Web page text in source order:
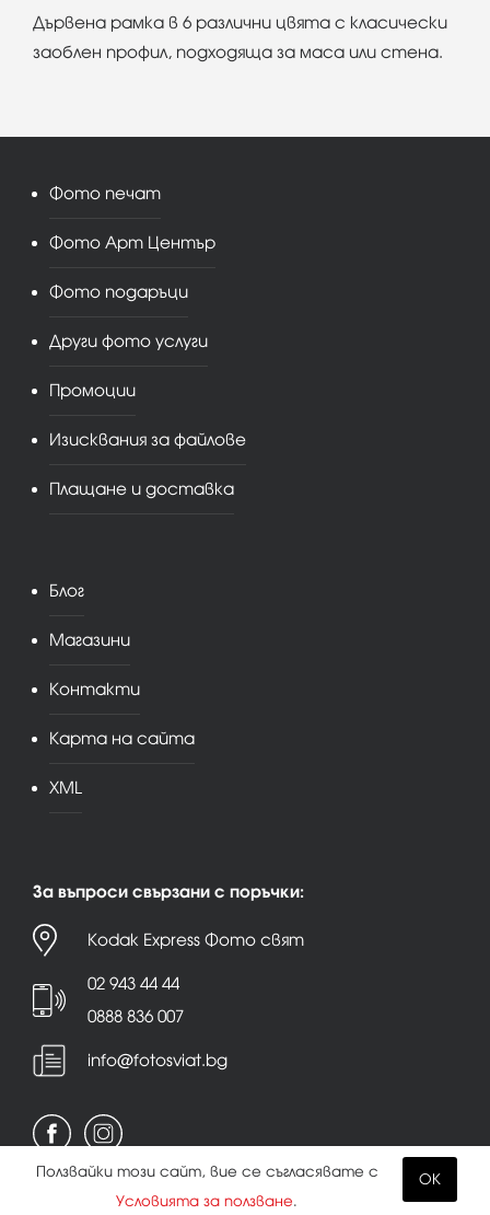
Дървена рамка в 6 различни цвята с класически
заоблен профил, подходяща за маса или стена.
Фото печат
Фото Арт Център
Фото подаръци
Други фото услуги
Промоции
Изисквания за файлове
Плащане и доставка
Блог
Магазини
Контакти
Карта на сайта
XML
За въпроси свързани с поръчки:
Kodak Express Фото свят
02 943 44 44
0888 836 007
info@fotosviat.bg
OK
Ползвайки този сайт, вие се съгласявате с
Условията за ползване.